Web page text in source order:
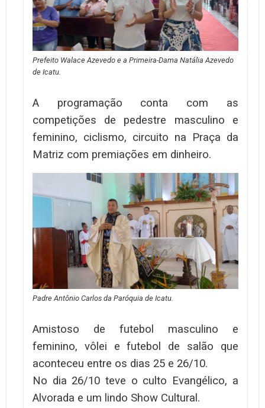
Prefeito Walace Azevedo e a Primeira-Dama Natália Azevedo
de Icatu.
A programação conta com as
competições de pedestre masculino e
feminino, ciclismo, circuito na Praça da
Matriz com premiações em dinheiro.
Padre Antônio Carlos da Paróquia de Icatu.
Amistoso de futebol masculino e
feminino, vôlei e futebol de salão que
aconteceu entre os dias 25 e 26/10.
No dia 26/10 teve o culto Evangélico, a
Alvorada e um lindo Show Cultural.